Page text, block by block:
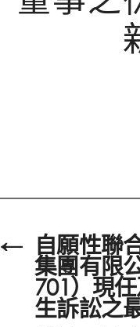
← 自願性聯
集團有限
701）現
生訴訟之